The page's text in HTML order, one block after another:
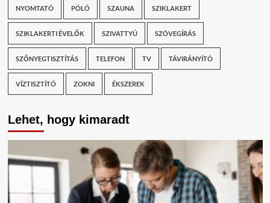
NYOMTATÓ PÓLÓ SZAUNA SZIKLAKERT
SZIKLAKERTI ÉVELŐK SZIVATTYÚ SZÖVEGÍRÁS
SZŐNYEGTISZTÍTÁS TELEFON TV TÁVIRÁNYÍTÓ
VÍZTISZTÍTÓ ZOKNI ÉKSZEREK
Lehet, hogy kimaradt